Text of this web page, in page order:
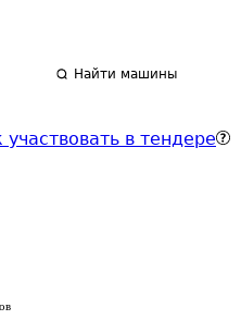
Найти машины
участвовать в тендере